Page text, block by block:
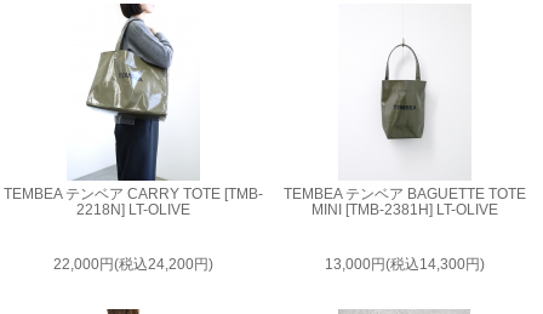
TEMBEA テンベア CARRY TOTE [TMB-
2218N] LT-OLIVE
22,000円(税込24,200円)
TEMBEA テンベア BAGUETTE TOTE
MINI [TMB-2381H] LT-OLIVE
13,000円(税込14,300円)